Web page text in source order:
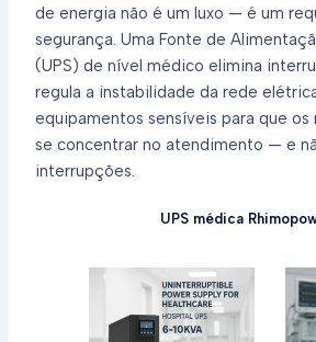
de energia não é um luxo — é um
segurança. Uma Fonte de
(UPS) de nível médico elimina
regula a instabilidade da rede
equipamentos sensíveis para que os
se concentrar no atendimento — e
interrupções.
UPS médica